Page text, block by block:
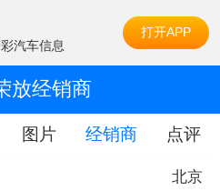
汽车信息
打开APP
放经销商
图片 经销商 点评
北京